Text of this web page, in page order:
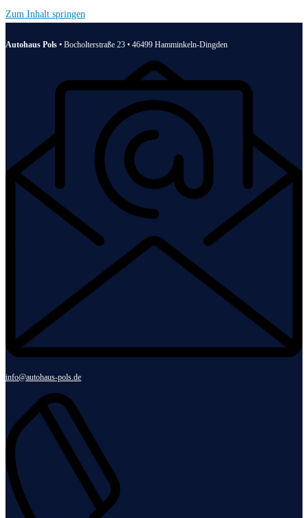
Zum Inhalt springen
Autohaus Pols • Bocholterstraße 23 • 46499 Hamminkeln-Dingden
info@autohaus-pols.de